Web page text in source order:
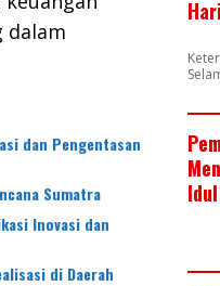
dalam
dan Pengentasan
Sumatra
Inovasi dan
di Daerah